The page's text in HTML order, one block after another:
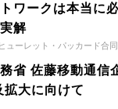
ワークは本当に
解
ューレット・パッカード合
務省 佐藤移動通信
大に向けて